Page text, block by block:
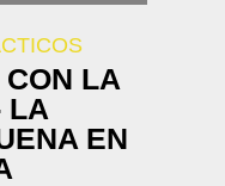
CON LA
LA
EN